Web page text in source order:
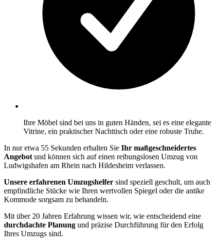
Ihre Möbel sind bei uns in guten Händen, sei es eine elegante
Vitrine, ein praktischer Nachttisch oder eine robuste Truhe.
In nur etwa 55 Sekunden erhalten Sie Ihr maßgeschneidertes
Angebot und können sich auf einen reibungslosen Umzug von
Ludwigshafen am Rhein nach Hildesheim verlassen.
Unsere erfahrenen Umzugshelfer sind speziell geschult, um auch
empfindliche Stücke wie Ihren wertvollen Spiegel oder die antike
Kommode sorgsam zu behandeln.
Mit über 20 Jahren Erfahrung wissen wir, wie entscheidend eine
durchdachte Planung und präzise Durchführung für den Erfolg
Ihres Umzugs sind.